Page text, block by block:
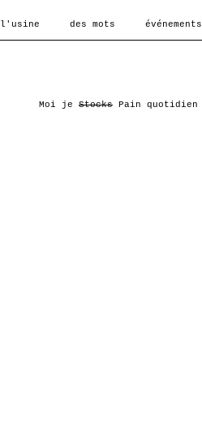
l'usine des mots événements
Moi je Stocks Pain quotidien